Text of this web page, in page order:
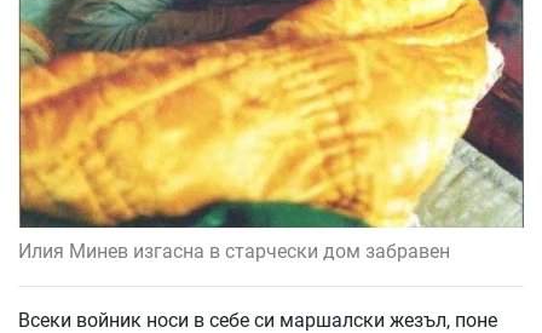
Илия Минев изгасна в старчески дом забравен
Всеки войник носи в себе си маршалски жезъл, поне